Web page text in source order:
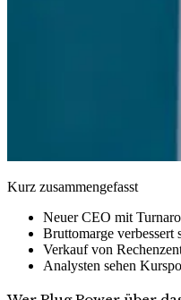
Kurz zusammengefasst
Neuer CEO mit
Bruttomarge verbessert
Verkauf von
Analysten sehen